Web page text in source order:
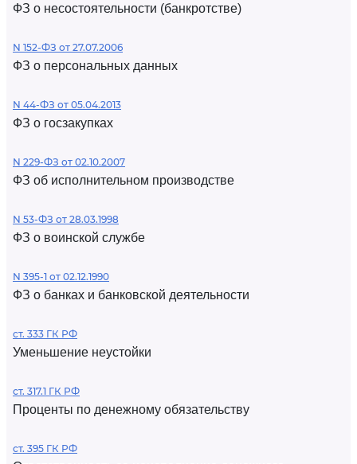
ФЗ о несостоятельности (банкротстве)
N 152-ФЗ от 27.07.2006
ФЗ о персональных данных
N 44-ФЗ от 05.04.2013
ФЗ о госзакупках
N 229-ФЗ от 02.10.2007
ФЗ об исполнительном производстве
N 53-ФЗ от 28.03.1998
ФЗ о воинской службе
N 395-1 от 02.12.1990
ФЗ о банках и банковской деятельности
ст. 333 ГК РФ
Уменьшение неустойки
ст. 317.1 ГК РФ
Проценты по денежному обязательству
ст. 395 ГК РФ